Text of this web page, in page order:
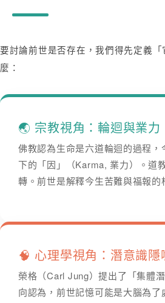
要討論前世是否存在，我們得先定義
麼：
🌏 宗教視角：輪迴與業力
佛教認為生命是六道輪迴的過程
下的「因」（Karma, 業力）。道
轉。前世是解釋今生苦難與福報的
🧠 心理學視角：潛意識隱
榮格（Carl Jung）提出了「集體
向認為，前世記憶可能是大腦為